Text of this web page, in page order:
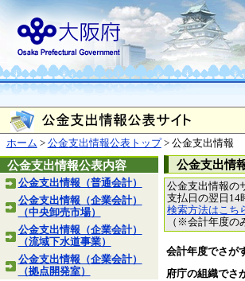
ホーム > 公金支出情報公表トップ> 公金支出情報
公金支出情報公表内容
公金支出情報（普通会計）
公金支出情報（企業会計）
（中央卸売市場）
公金支出情報（企業会計）
（流域下水道事業）
公金支出情報（企業会計）
（拠点開発室）
公金支出情
公金支出情報の
支払日の翌日14
検索方法はこち
（※会計年度の
会計年度でさが
府庁の組織でさ